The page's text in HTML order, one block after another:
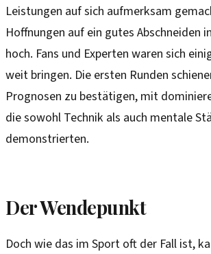
Leistungen auf sich aufmerksam
Hoffnungen auf ein gutes Abschneiden
hoch. Fans und Experten waren sich
weit bringen. Die ersten Runden
Prognosen zu bestätigen, mit
die sowohl Technik als auch mentale
demonstrierten.
Der Wendepunkt
Doch wie das im Sport oft der Fall ist,